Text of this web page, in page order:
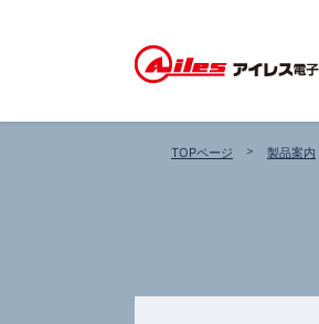
TOPページ 製品案内